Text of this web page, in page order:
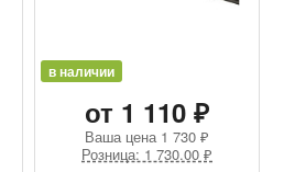
в наличии
от 1 110 ₽
Ваша цена 1 730 ₽
Розница: 1 730.00 ₽